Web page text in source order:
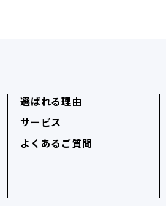
選ばれる理由
サービス
よくあるご質問